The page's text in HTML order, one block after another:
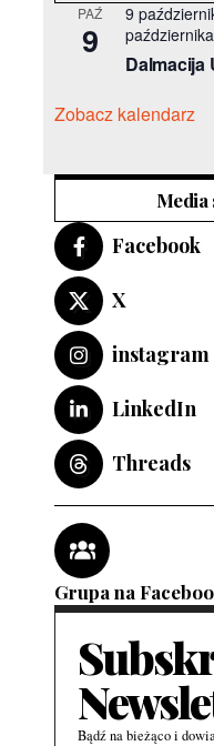
PAŹ
9
9
Dalmacija
Zobacz kalendarz
Media
Facebook
X
instagram
LinkedIn
Threads
Grupa na
Bądź na bieżąco i